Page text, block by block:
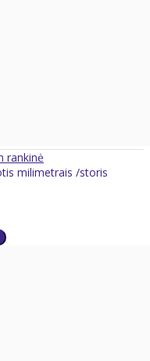
rankinė
milimetrais /storis